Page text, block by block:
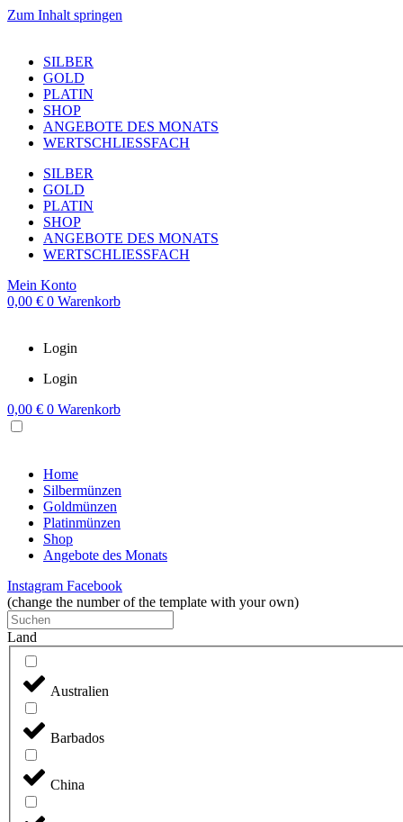
Zum Inhalt springen
SILBER
GOLD
PLATIN
SHOP
ANGEBOTE DES MONATS
WERTSCHLIESSFACH
SILBER
GOLD
PLATIN
SHOP
ANGEBOTE DES MONATS
WERTSCHLIESSFACH
Mein Konto
0,00 € 0 Warenkorb
Login
Login
0,00 € 0 Warenkorb
Home
Silbermünzen
Goldmünzen
Platinmünzen
Shop
Angebote des Monats
Instagram Facebook
(change the number of the template with your own)
Land
Australien
Barbados
China